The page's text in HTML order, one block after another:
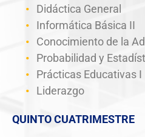
Didáctica General
Informática Básica II
Conocimiento de la
Probabilidad y
Prácticas Educativas I
Liderazgo
QUINTO CUATRIMESTRE